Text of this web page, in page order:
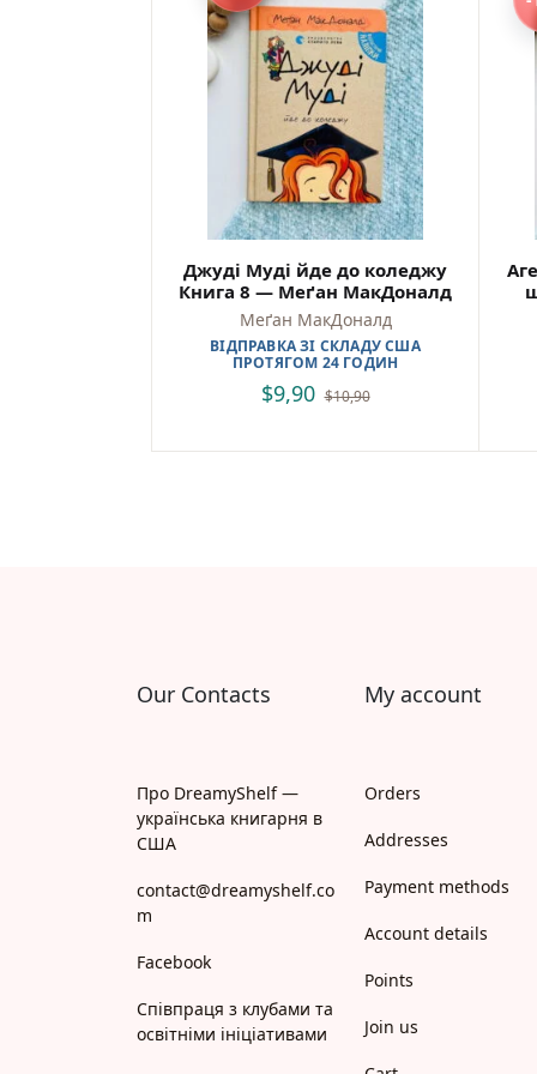
та
У
Джуді Муді йде до коледжу
Книга 8 — Меґан МакДоналд
Меґан МакДоналд
ВІДПРАВКА ЗІ СКЛАДУ США
ПРОТЯГОМ 24 ГОДИН
$9,90 $10,90
Our Contacts
Про DreamyShelf —
українська книгарня в
США
contact@dreamyshelf.co
m
Facebook
Співпраця з клубами та
освітніми ініціативами
My account
Orders
Addresses
Payment methods
Account details
Points
Join us